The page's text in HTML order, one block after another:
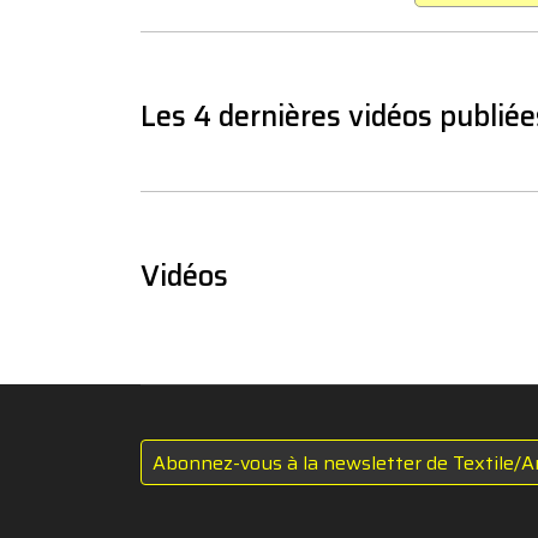
Les 4 dernières vidéos
Vidéos
Abonnez-vous à la newsletter de Textile/